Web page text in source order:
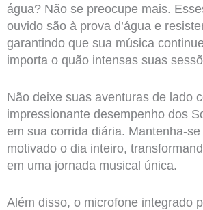
água? Não se preocupe mais.
ouvido são à prova d’água e
garantindo que sua música
importa o quão intensas suas
Não deixe suas aventuras de lado
impressionante desempenho dos
em sua corrida diária. Mantenha-
motivado o dia inteiro,
em uma jornada musical única.
Além disso, o microfone integrado